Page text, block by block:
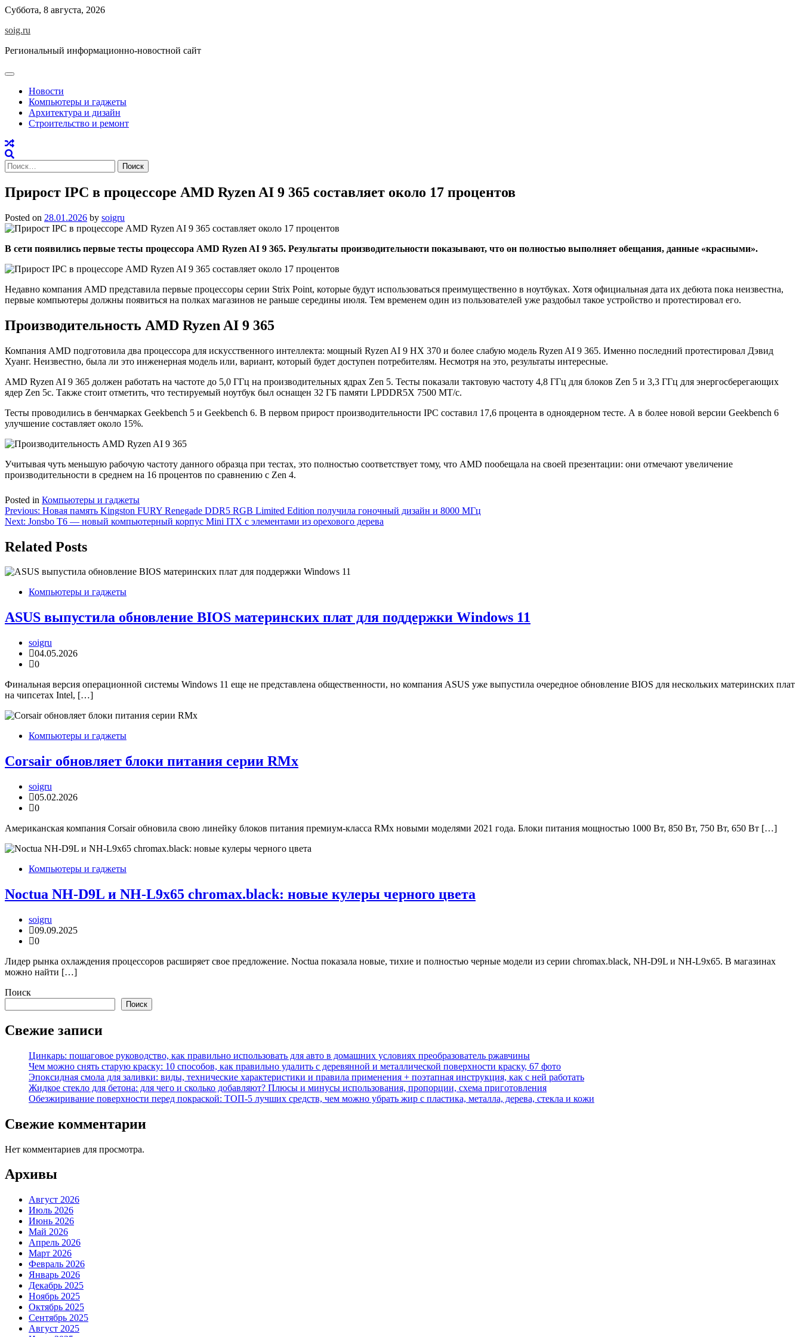
Skip
content
Суббота, 8 августа, 2026
soig.ru
Региональный информационно-новостной сайт
Новости
Компьютеры и гаджеты
Архитектура и дизайн
Строительство и ремонт
Найти:
Прирост IPC в процессоре AMD Ryzen AI 9 365 составляет около 17 процентов
Posted on 28.01.2026 by soigru
В сети появились первые тесты процессора AMD Ryzen AI 9 365. Результаты производительности показывают, что он полностью выполняет обещания, данные «красными».
Недавно компания AMD представила первые процессоры серии Strix Point, которые будут использоваться преимущественно в ноутбуках. Хотя официальная дата их дебюта пока неизвестна,
первые компьютеры должны появиться на полках магазинов не раньше середины июля. Тем временем один из пользователей уже раздобыл такое устройство и протестировал его.
Производительность AMD Ryzen AI 9 365
Компания AMD подготовила два процессора для искусственного интеллекта: мощный Ryzen AI 9 HX 370 и более слабую модель Ryzen AI 9 365. Именно последний протестировал Дэвид
Хуанг. Неизвестно, была ли это инженерная модель или, вариант, который будет доступен потребителям. Несмотря на это, результаты интересные.
AMD Ryzen AI 9 365 должен работать на частоте до 5,0 ГГц на производительных ядрах Zen 5. Тесты показали тактовую частоту 4,8 ГГц для блоков Zen 5 и 3,3 ГГц для энергосберегающих
ядер Zen 5c. Также стоит отметить, что тестируемый ноутбук был оснащен 32 ГБ памяти LPDDR5X 7500 МТ/с.
Тесты проводились в бенчмарках Geekbench 5 и Geekbench 6. В первом прирост производительности IPC составил 17,6 процента в одноядерном тесте. А в более новой версии Geekbench 6
улучшение составляет около 15%.
Учитывая чуть меньшую рабочую частоту данного образца при тестах, это полностью соответствует тому, что AMD пообещала на своей презентации: они отмечают увеличение
производительности в среднем на 16 процентов по сравнению с Zen 4.
Posted in Компьютеры и гаджеты
Навигация
по
записям
Previous: Новая память Kingston FURY Renegade DDR5 RGB Limited Edition получила гоночный дизайн и 8000 МГц
Next: Jonsbo T6 — новый компьютерный корпус Mini ITX с элементами из орехового дерева
Related Posts
Компьютеры и гаджеты
ASUS выпустила обновление BIOS материнских плат для поддержки Windows 11
soigru
04.05.2026
0
Финальная версия операционной системы Windows 11 еще не представлена общественности, но компания ASUS уже выпустила очередное обновление BIOS для нескольких материнских плат
на чипсетах Intel, […]
Компьютеры и гаджеты
Corsair обновляет блоки питания серии RMx
soigru
05.02.2026
0
Американская компания Corsair обновила свою линейку блоков питания премиум-класса RMx новыми моделями 2021 года. Блоки питания мощностью 1000 Вт, 850 Вт, 750 Вт, 650 Вт […]
Компьютеры и гаджеты
Noctua NH-D9L и NH-L9x65 chromax.black: новые кулеры черного цвета
soigru
09.09.2025
0
Лидер рынка охлаждения процессоров расширяет свое предложение. Noctua показала новые, тихие и полностью черные модели из серии chromax.black, NH-D9L и NH-L9x65. В магазинах
можно найти […]
Поиск
Поиск
Свежие записи
Цинкарь: пошаговое руководство, как правильно использовать для авто в домашних условиях преобразователь ржавчины
Чем можно снять старую краску: 10 способов, как правильно удалить с деревянной и металлической поверхности краску, 67 фото
Эпоксидная смола для заливки: виды, технические характеристики и правила применения + поэтапная инструкция, как с ней работать
Жидкое стекло для бетона: для чего и сколько добавляют? Плюсы и минусы использования, пропорции, схема приготовления
Обезжиривание поверхности перед покраской: ТОП-5 лучших средств, чем можно убрать жир с пластика, металла, дерева, стекла и кожи
Свежие комментарии
Нет комментариев для просмотра.
Архивы
Август 2026
Июль 2026
Июнь 2026
Май 2026
Апрель 2026
Март 2026
Февраль 2026
Январь 2026
Декабрь 2025
Ноябрь 2025
Октябрь 2025
Сентябрь 2025
Август 2025